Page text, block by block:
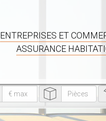
ENTREPRISES ET
ASSURANCE